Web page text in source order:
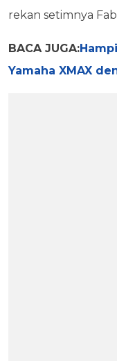
rekan setimnya
BACA JUGA:
Yamaha XMAX